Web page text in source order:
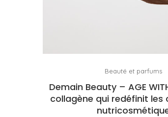
Beauté et parfums
Demain Beauty – AGE
collagène qui redéfinit les